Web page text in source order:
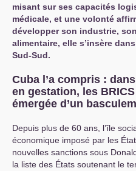
misant sur ses capacités
médicale, et une volonté
développer son industrie,
alimentaire, elle s’insère
Sud-Sud.
Cuba l’a compris :
en gestation, les BRICS
émergée d’un
Depuis plus de 60 ans, l’île
économique imposé par les
nouvelles sanctions sous
la liste des États soutenant le